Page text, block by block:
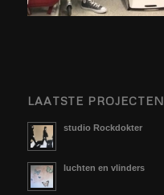
LAATSTE PROJECTEN
studio Rockdokter
luchten en vlinders